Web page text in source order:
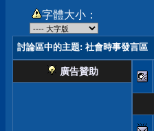
字體大小：
討論區中的主題: 社會時事發言區
廣告贊助